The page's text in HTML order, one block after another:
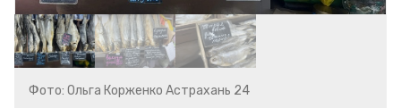
Фото: Ольга Корженко Астрахань 24